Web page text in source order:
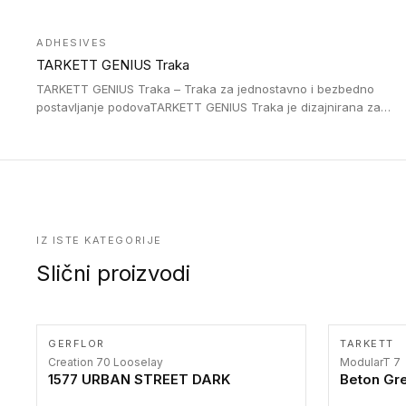
uglom, sa poluprečnikom savijanja od 2R za stepenice više od
16 cm. Poste i verzije od aluminijuma za oblasti pod visokim
opterećenjem. Postavljaju se na postojeći pod. Veoma su
ADHESIVES
TARKETT GENIUS Traka
TARKETT GENIUS Traka – Traka za jednostavno i bezbedno
postavljanje podovaTARKETT GENIUS Traka je dizajnirana za
IZ ISTE KATEGORIJE
Slični proizvodi
GERFLOR
Creation 70 Looselay
1577 URBAN STREET DARK
TARKETT
ModularT 7
Beton